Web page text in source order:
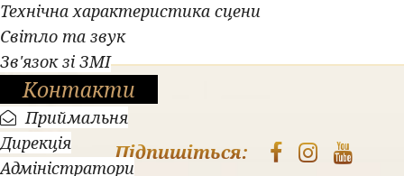
Технічна характеристика сцени
Світло та звук
Зв'язок зі ЗМІ
Контакти
Приймальня
Дирекція
Адміністратори
Підпишіться: